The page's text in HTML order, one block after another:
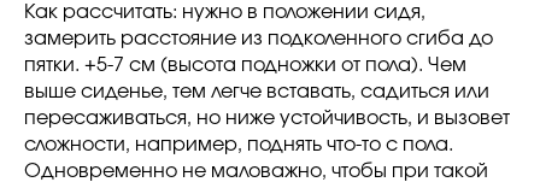
Как рассчитать: нужно в положении сидя,
замерить расстояние из подколенного сгиба до
пятки. +5-7 см (высота подножки от пола). Чем
выше сиденье, тем легче вставать, садиться или
пересаживаться, но ниже устойчивость, и вызовет
сложности, например, поднять что-то с пола.
Одновременно не маловажно, чтобы при такой